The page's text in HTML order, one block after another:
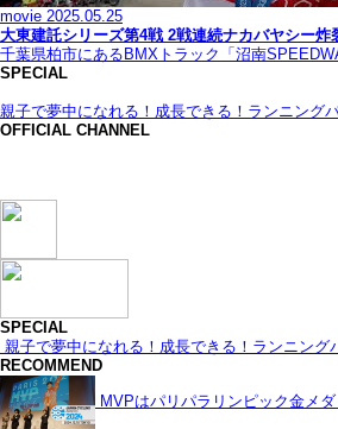
movie 2025.05.25
大東建託シリーズ第4戦 2戦連続ナカバヤシー
千葉県柏市にあるBMXトラック「沼南
SPECIAL
親子で夢中になれる！成長できる！ランニング
OFFICIAL CHANNEL
SPECIAL
親子で夢中になれる！成長できる！ランニング
RECOMMEND
MVPはパリパラリンピック金メ